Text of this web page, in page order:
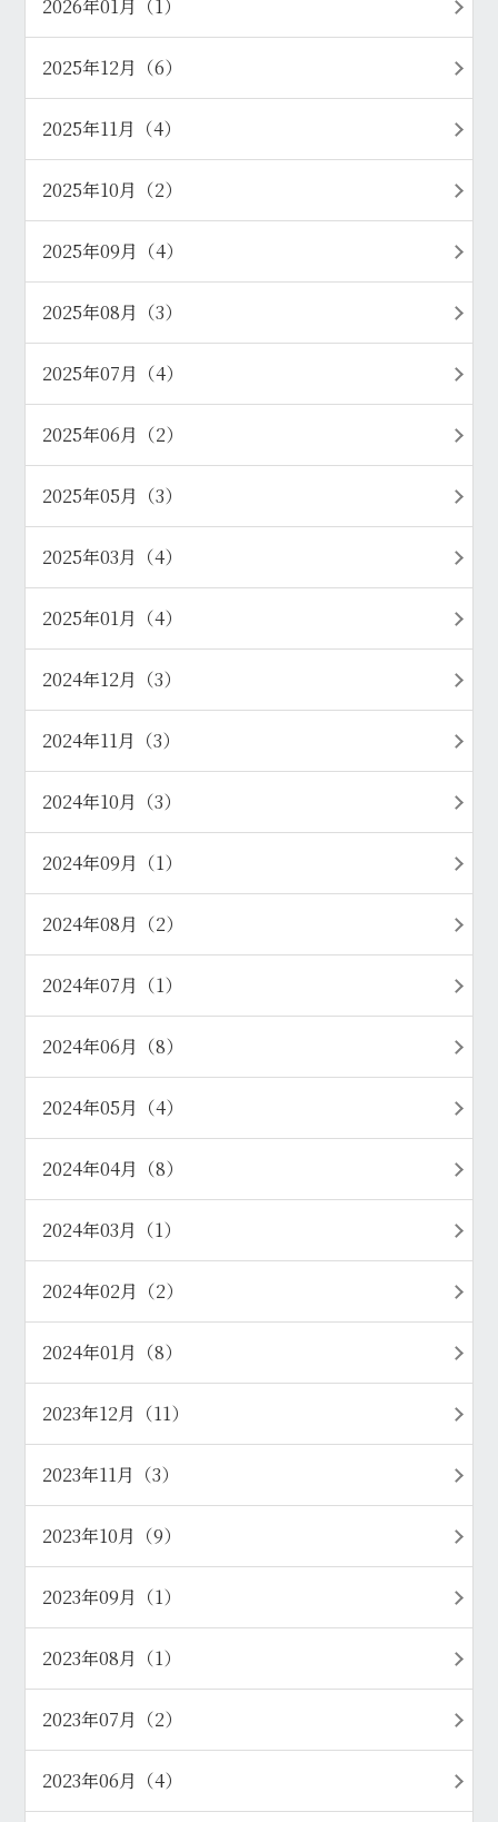
2026年01月（1）
2025年12月（6）
2025年11月（4）
2025年10月（2）
2025年09月（4）
2025年08月（3）
2025年07月（4）
2025年06月（2）
2025年05月（3）
2025年03月（4）
2025年01月（4）
2024年12月（3）
2024年11月（3）
2024年10月（3）
2024年09月（1）
2024年08月（2）
2024年07月（1）
2024年06月（8）
2024年05月（4）
2024年04月（8）
2024年03月（1）
2024年02月（2）
2024年01月（8）
2023年12月（11）
2023年11月（3）
2023年10月（9）
2023年09月（1）
2023年08月（1）
2023年07月（2）
2023年06月（4）